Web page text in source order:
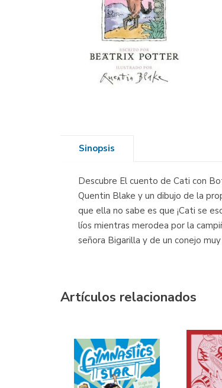
Sinopsis
Descubre El cuento de Cati con
Quentin Blake y un dibujo de la
que ella no sabe es que ¡Cati se
líos mientras merodea por la
señora Bigarilla y de un conejo
Artículos relacionados